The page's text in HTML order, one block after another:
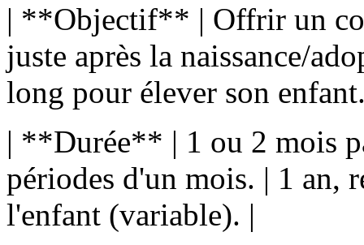
| **Objectif** | Offrir un
juste après la naissance/
long pour élever son
| **Durée** | 1 ou 2 mois
périodes d'un mois. | 1 an,
l'enfant (variable). |